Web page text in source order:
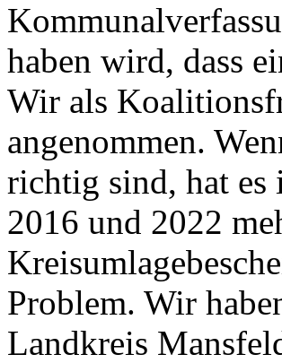
haben wird, dass
Wir als
angenommen.
richtig sind, hat es
2016 und 2022
Problem. Wir
Landkreis